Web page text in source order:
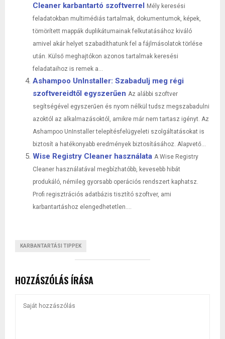
Cleaner karbantartó szoftverrel Mély keresési
feladatokban multimédiás tartalmak, dokumentumok, képek,
tömörített mappák duplikátumainak felkutatásához kiváló
amivel akár helyet szabadíthatunk fel a fájlmásolatok törlése
után. Külső meghajtókon azonos tartalmak keresési
feladataihoz is remek a...
Ashampoo UnInstaller: Szabadulj meg régi
szoftvereidtől egyszerűen Az alábbi szoftver
segítségével egyszerűen és nyom nélkül tudsz megszabadulni
azoktól az alkalmazásoktól, amikre már nem tartasz igényt. Az
Ashampoo UnInstaller telepítésfelügyeleti szolgáltatásokat is
biztosít a hatékonyabb eredmények biztosításához. Alapvető...
Wise Registry Cleaner használata A Wise Registry
Cleaner használatával megbízhatóbb, kevesebb hibát
produkáló, némileg gyorsabb operációs rendszert kaphatsz.
Profi regisztrációs adatbázis tisztító szoftver, ami
karbantartáshoz elengedhetetlen....
KARBANTARTÁSI TIPPEK
HOZZÁSZÓLÁS ÍRÁSA